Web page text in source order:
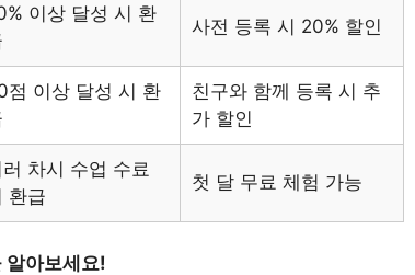
이상 달성 시 환
사전 등록 시 20% 할인
점 이상 달성 시 환
친구와 함께 등록 시 추
가 할인
러 차시 수업 수료
환급
첫 달 무료 체험 가능
알아보세요!